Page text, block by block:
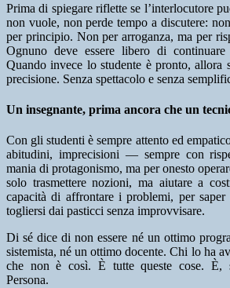
Prima di spiegare riflette se l’interlocutore
non vuole, non perde tempo a discutere:
per principio. Non per arroganza, ma per
Ognuno deve essere libero di
Quando invece lo studente è pronto, allora
precisione. Senza spettacolo e senza
Un insegnante, prima ancora che un
Con gli studenti è sempre attento ed
abitudini, imprecisioni — sempre con
mania di protagonismo, ma per onesto
solo trasmettere nozioni, ma aiutare a
capacità di affrontare i problemi, per
togliersi dai pasticci senza improvvisare.
Di sé dice di non essere né un ottimo
sistemista, né un ottimo docente. Chi lo ha
che non è così. È tutte queste cose. È,
Persona.